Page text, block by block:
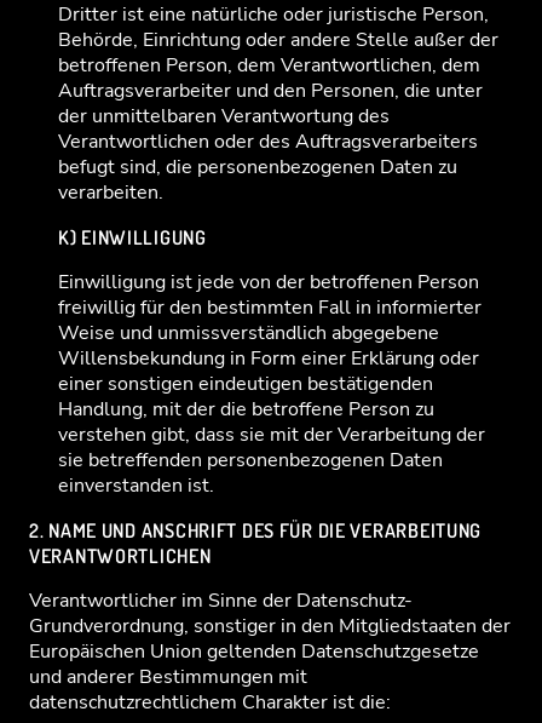
Dritter ist eine natürliche oder juristische Person,
Behörde, Einrichtung oder andere Stelle außer der
betroffenen Person, dem Verantwortlichen, dem
Auftragsverarbeiter und den Personen, die unter
der unmittelbaren Verantwortung des
Verantwortlichen oder des Auftragsverarbeiters
befugt sind, die personenbezogenen Daten zu
verarbeiten.
K) EINWILLIGUNG
Einwilligung ist jede von der betroffenen Person
freiwillig für den bestimmten Fall in informierter
Weise und unmissverständlich abgegebene
Willensbekundung in Form einer Erklärung oder
einer sonstigen eindeutigen bestätigenden
Handlung, mit der die betroffene Person zu
verstehen gibt, dass sie mit der Verarbeitung der
sie betreffenden personenbezogenen Daten
einverstanden ist.
2. NAME UND ANSCHRIFT DES FÜR DIE VERARBEITUNG
VERANTWORTLICHEN
Verantwortlicher im Sinne der Datenschutz-
Grundverordnung, sonstiger in den Mitgliedstaaten der
Europäischen Union geltenden Datenschutzgesetze
und anderer Bestimmungen mit
datenschutzrechtlichem Charakter ist die: